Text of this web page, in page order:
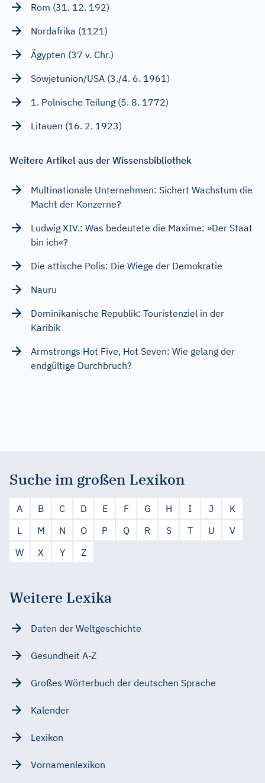
Rom (31. 12. 192)
Nordafrika (1121)
Ägypten (37 v. Chr.)
Sowjetunion/USA (3./4. 6. 1961)
1. Polnische Teilung (5. 8. 1772)
Litauen (16. 2. 1923)
Weitere Artikel aus der Wissensbibliothek
Multinationale Unternehmen: Sichert Wachstum die
Macht der Konzerne?
Ludwig XIV.: Was bedeutete die Maxime: »Der Staat
bin ich«?
Die attische Polis: Die Wiege der Demokratie
Nauru
Dominikanische Republik: Touristenziel in der
Karibik
Armstrongs Hot Five, Hot Seven: Wie gelang der
endgültige Durchbruch?
Suche im großen Lexikon
A B C D E F G H I J
K
L
M N O P Q R S T U
V
W
X Y Z
Weitere Lexika
Daten der Weltgeschichte
Gesundheit A-Z
Großes Wörterbuch der deutschen Sprache
Kalender
Lexikon
Vornamenlexikon